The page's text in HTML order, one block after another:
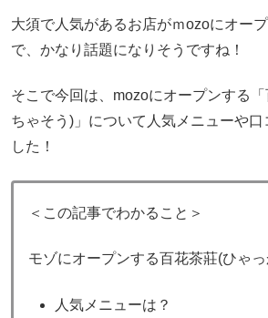
大須で人気があるお店がｍozoにオー
で、かなり話題になりそうですね！
そこで今回は、mozoにオープンする
ちゃそう)」について人気メニューや口
した！
＜この記事でわかること＞
モゾにオープンする百花茶莊(ひゃ
人気メニューは？